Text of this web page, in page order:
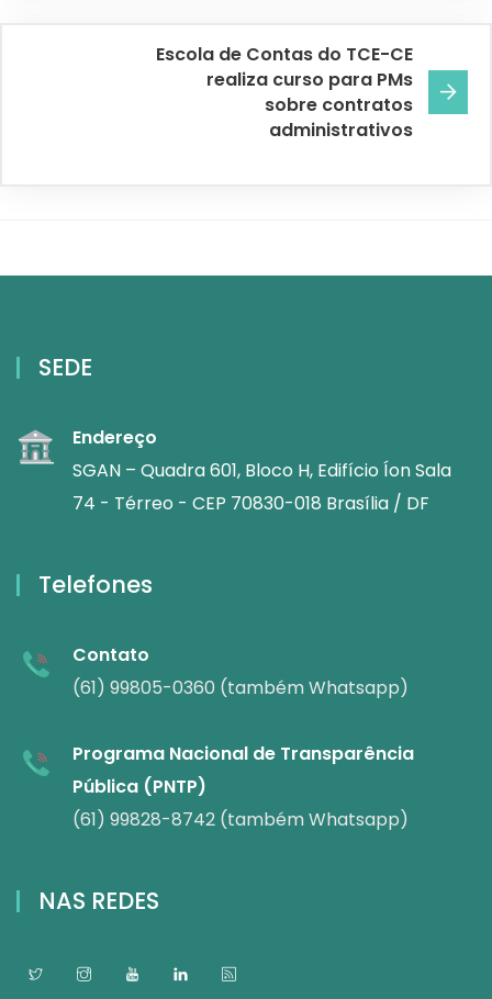
Escola de Contas do TCE-CE
realiza curso para PMs
sobre contratos
administrativos
SEDE
Endereço
SGAN – Quadra 601, Bloco H, Edifício Íon Sala
74 - Térreo - CEP 70830-018 Brasília / DF
Telefones
Contato
(61) 99805-0360 (também Whatsapp)
Programa Nacional de Transparência
Pública (PNTP)
(61) 99828-8742 (também Whatsapp)
NAS REDES